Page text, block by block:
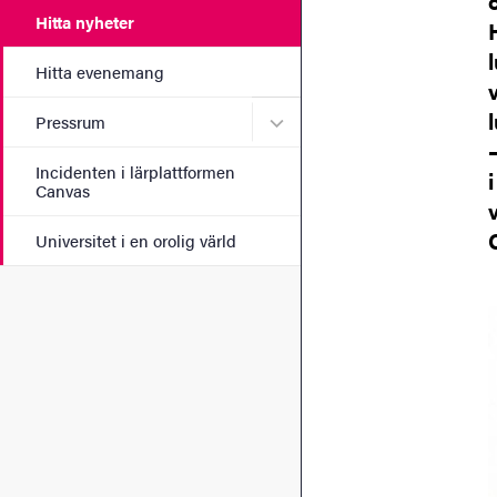
Hitta nyheter
Hitta evenemang
Pressrum Undermeny för Pressrum
Incidenten i lärplattformen
Canvas
Universitet i en orolig värld